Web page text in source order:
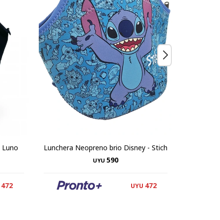
472
Lunchera Neopreno brio Disney - Stich
UYU 590
UYU 472